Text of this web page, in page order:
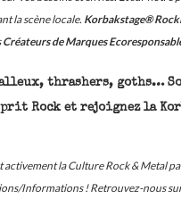
la scène locale. Korbakstage®
Créateurs de Marques
thrashers, goths…
Rock et rejoignez la
la Culture Rock & Metal
Informations ! Retrouvez-nous